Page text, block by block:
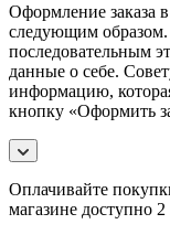
Оформление заказа
следующим
последовательным
данные о себе.
информацию,
кнопку «Оформить
Оплачивайте
магазине доступно